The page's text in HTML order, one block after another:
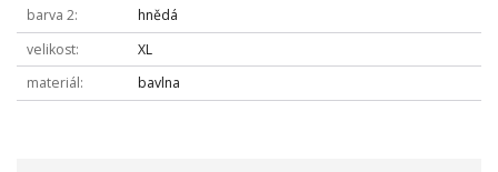
barva 2
hnědá
velikost
XL
materiál
bavlna